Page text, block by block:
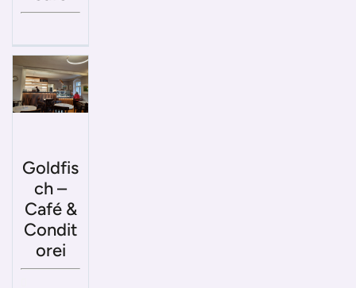
Goldfis
ch –
Café &
Condit
orei